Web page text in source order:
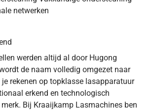
netwerken
werden altijd al door Hugong
de naam volledig omgezet naar
je rekenen op topklasse lasapparatuur
erkend en technologisch
Bij Kraaijkamp Lasmachines ben